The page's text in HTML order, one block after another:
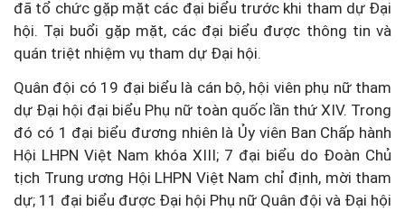
đã tổ chức gặp mặt các đại biểu trước khi tham dự Đại
hội. Tại buổi gặp mặt, các đại biểu được thông tin và
quán triệt nhiệm vụ tham dự Đại hội.
Quân đội có 19 đại biểu là cán bộ, hội viên phụ nữ tham
dự Đại hội đại biểu Phụ nữ toàn quốc lần thứ XIV. Trong
đó có 1 đại biểu đương nhiên là Ủy viên Ban Chấp hành
Hội LHPN Việt Nam khóa XIII; 7 đại biểu do Đoàn Chủ
tịch Trung ương Hội LHPN Việt Nam chỉ định, mời tham
dự; 11 đại biểu được Đại hội Phụ nữ Quân đội và Đại hội